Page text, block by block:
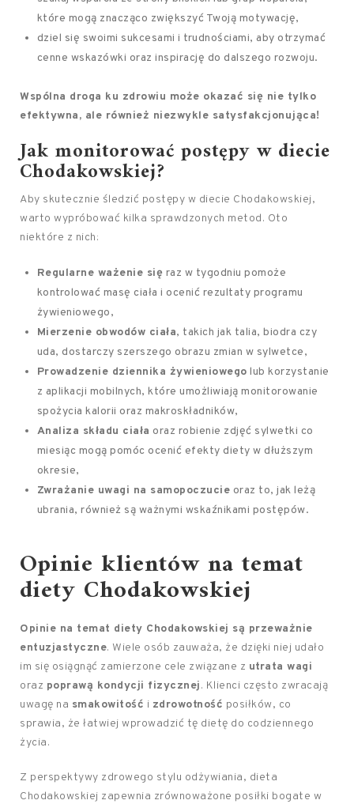
które mogą znacząco zwiększyć Twoją motywację,
dziel się swoimi sukcesami i trudnościami, aby otrzymać
cenne wskazówki oraz inspirację do dalszego rozwoju.
Wspólna droga ku zdrowiu może okazać się nie tylko
efektywna, ale również niezwykle satysfakcjonująca!
Jak monitorować postępy w diecie
Chodakowskiej?
Aby skutecznie śledzić postępy w diecie Chodakowskiej,
warto wypróbować kilka sprawdzonych metod. Oto
niektóre z nich:
Regularne ważenie się raz w tygodniu pomoże
kontrolować masę ciała i ocenić rezultaty programu
żywieniowego,
Mierzenie obwodów ciała, takich jak talia, biodra czy
uda, dostarczy szerszego obrazu zmian w sylwetce,
Prowadzenie dziennika żywieniowego lub korzystanie
z aplikacji mobilnych, które umożliwiają monitorowanie
spożycia kalorii oraz makroskładników,
Analiza składu ciała oraz robienie zdjęć sylwetki co
miesiąc mogą pomóc ocenić efekty diety w dłuższym
okresie,
Zwrażanie uwagi na samopoczucie oraz to, jak leżą
ubrania, również są ważnymi wskaźnikami postępów.
Opinie klientów na temat
diety Chodakowskiej
Opinie na temat diety Chodakowskiej są przeważnie
entuzjastyczne. Wiele osób zauważa, że dzięki niej udało
im się osiągnąć zamierzone cele związane z utrata wagi
oraz poprawą kondycji fizycznej. Klienci często zwracają
uwagę na smakowitość i zdrowotność posiłków, co
sprawia, że łatwiej wprowadzić tę dietę do codziennego
życia.
Z perspektywy zdrowego stylu odżywiania, dieta
Chodakowskiej zapewnia zrównoważone posiłki bogate w